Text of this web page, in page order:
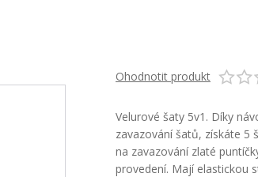
Ohodnotit produkt
Velurové šaty 5v1. Díky
zavazování šatů, získáte 5
na zavazování zlaté
provedení. Mají elastickou